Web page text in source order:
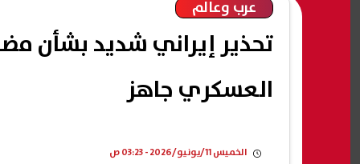
عرب وعالم
تحذير إيراني شديد بشأن
العسكري جاهز
الخميس 11/يونيو/2026 - 03:23 ص